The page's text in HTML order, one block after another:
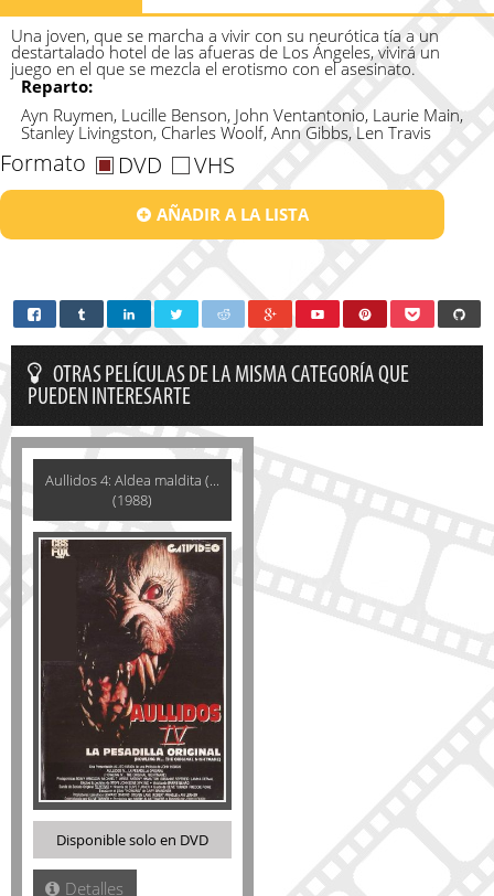
Una joven, que se marcha a vivir con su neurótica tía a un
destartalado hotel de las afueras de Los Ángeles, vivirá un
juego en el que se mezcla el erotismo con el asesinato.
Reparto:
Ayn Ruymen, Lucille Benson, John Ventantonio, Laurie Main,
Stanley Livingston, Charles Woolf, Ann Gibbs, Len Travis
Formato DVD VHS
AÑADIR A LA LISTA
OTRAS PELÍCULAS DE LA MISMA CATEGORÍA QUE
PUEDEN INTERESARTE
Aullidos 4: Aldea maldita (...
(1988)
Disponible solo en DVD
Detalles